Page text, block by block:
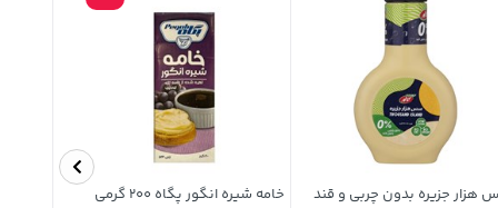
هزار جزیره بدون چربی و قند
خامه شیره انگور پگاه 200 گرمی